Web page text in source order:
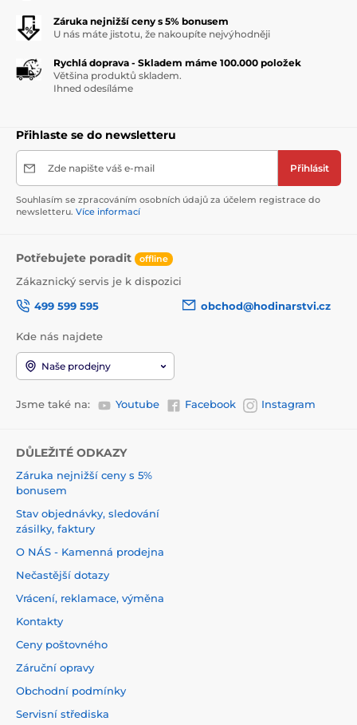
Záruka nejnižší ceny s 5% bonusem
U nás máte jistotu, že nakoupíte nejvýhodněji
Rychlá doprava - Skladem máme 100.000 položek
Většina produktů skladem.
Ihned odesíláme
Přihlaste se do newsletteru
Zde napište váš e-mail Přihlásit
Souhlasím se zpracováním osobních údajů za účelem registrace do
newsletteru. Více informací
Potřebujete poradit offline
Zákaznický servis je k dispozici
499 599 595
obchod@hodinarstvi.cz
Kde nás najdete
Naše prodejny
Jsme také na: Youtube Facebook Instagram
DŮLEŽITÉ ODKAZY
Záruka nejnižší ceny s 5%
bonusem
Stav objednávky, sledování
zásilky, faktury
O NÁS - Kamenná prodejna
Nečastější dotazy
Vrácení, reklamace, výměna
Kontakty
Ceny poštovného
Záruční opravy
Obchodní podmínky
Servisní střediska